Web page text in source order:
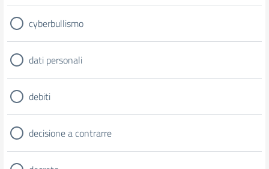
cyberbullismo
dati personali
debiti
decisione a contrarre